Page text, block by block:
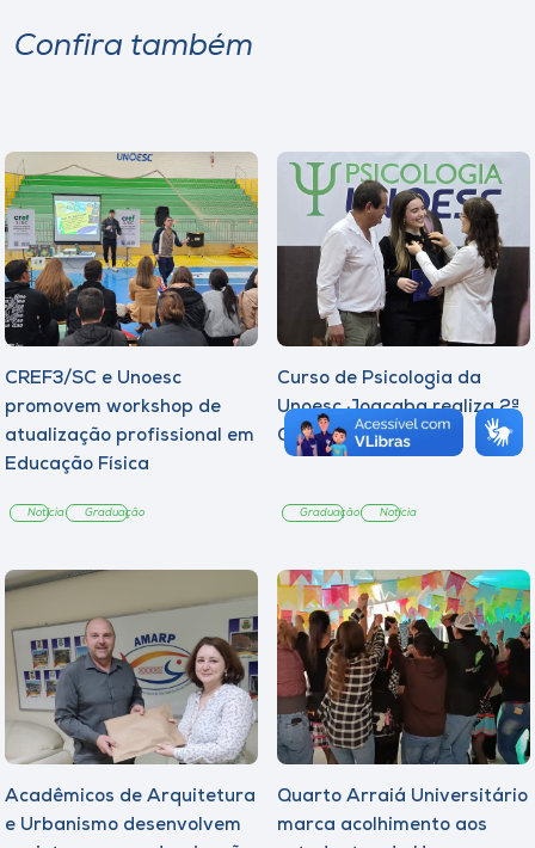
Confira também
CREF3/SC e Unoesc
promovem workshop de
atualização profissional em
Educação Física
Notícia Graduação
Curso de Psicologia da
Unoesc Joaçaba realiza 2ª
Cerimônia do Botton
Graduação Notícia
Acadêmicos de Arquitetura
e Urbanismo desenvolvem
Quarto Arraiá Universitário
marca acolhimento aos